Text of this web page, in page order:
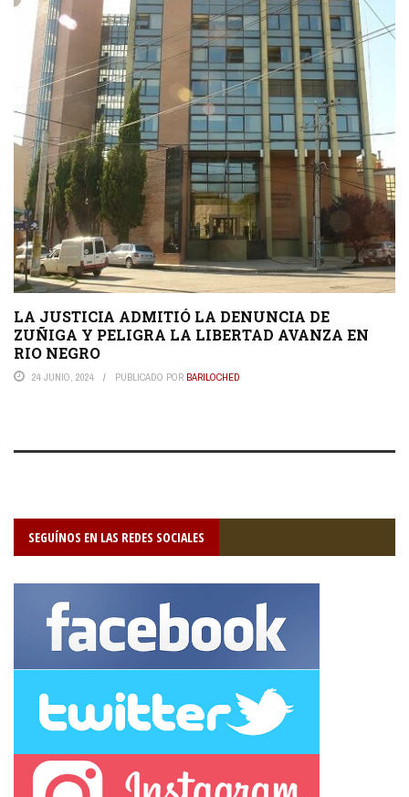
LA JUSTICIA ADMITIÓ LA DENUNCIA DE
ZUÑIGA Y PELIGRA LA LIBERTAD AVANZA EN
RIO NEGRO
24 JUNIO, 2024 PUBLICADO POR BARILOCHED
SEGUÍNOS EN LAS REDES SOCIALES